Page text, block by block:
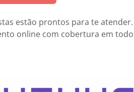
estão prontos para te atender.
online com cobertura em todo